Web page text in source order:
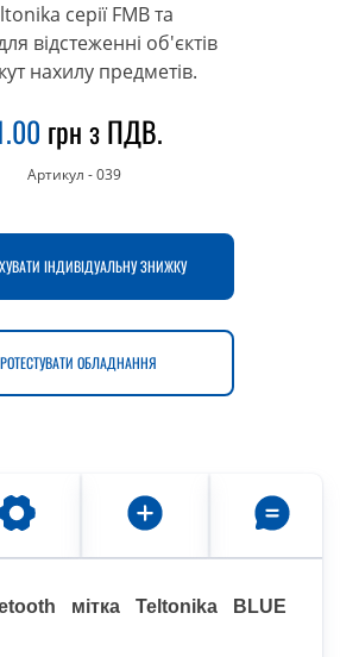
серії FMB та
відстеженні об'єктів
нахилу предметів.
грн з ПДВ.
Артикул -039
ІНДИВІДУАЛЬНУ ЗНИЖКУ
ОБЛАДНАННЯ
мітка Teltonika BLUE